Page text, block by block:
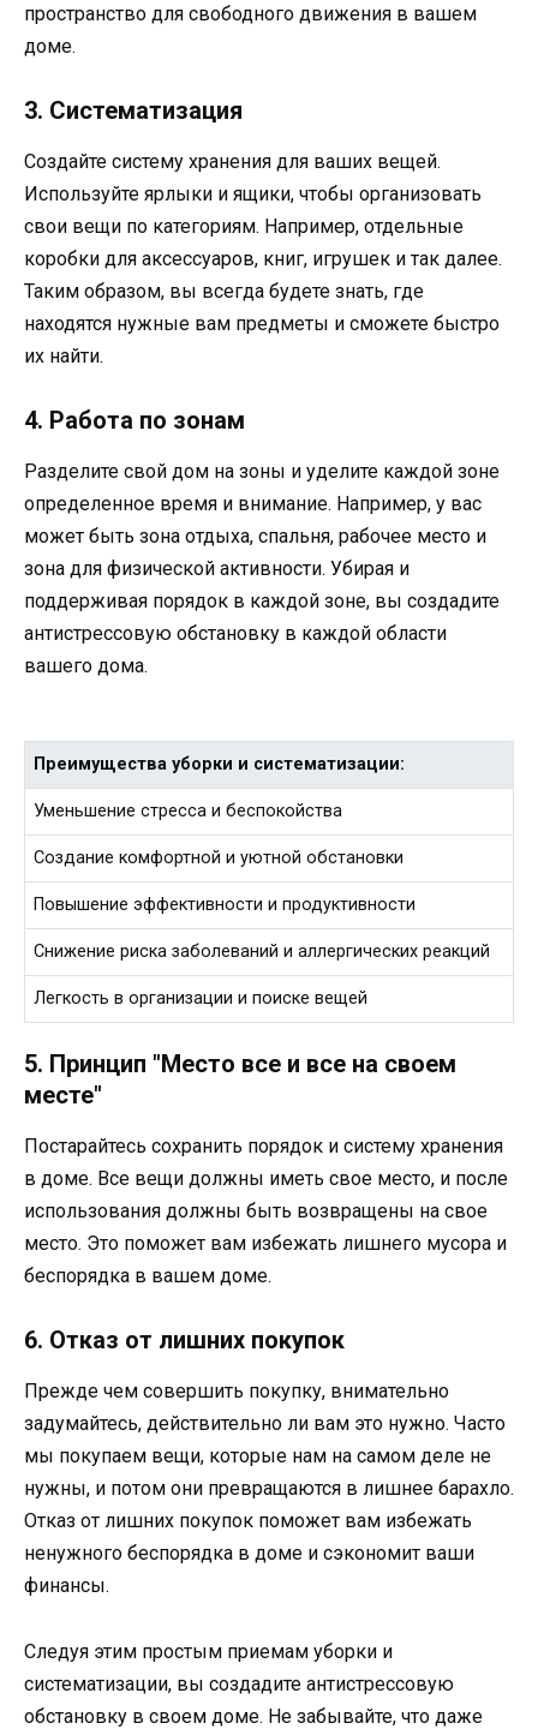
пространство для свободного движения в вашем
доме.
3. Систематизация
Создайте систему хранения для ваших вещей.
Используйте ярлыки и ящики, чтобы организовать
свои вещи по категориям. Например, отдельные
коробки для аксессуаров, книг, игрушек и так далее.
Таким образом, вы всегда будете знать, где
находятся нужные вам предметы и сможете быстро
их найти.
4. Работа по зонам
Разделите свой дом на зоны и уделите каждой зоне
определенное время и внимание. Например, у вас
может быть зона отдыха, спальня, рабочее место и
зона для физической активности. Убирая и
поддерживая порядок в каждой зоне, вы создадите
антистрессовую обстановку в каждой области
вашего дома.
Преимущества уборки и систематизации:
Уменьшение стресса и беспокойства
Создание комфортной и уютной обстановки
Повышение эффективности и продуктивности
Снижение риска заболеваний и аллергических реакций
Легкость в организации и поиске вещей
5. Принцип "Место все и все на своем
месте"
Постарайтесь сохранить порядок и систему хранения
в доме. Все вещи должны иметь свое место, и после
использования должны быть возвращены на свое
место. Это поможет вам избежать лишнего мусора и
беспорядка в вашем доме.
6. Отказ от лишних покупок
Прежде чем совершить покупку, внимательно
задумайтесь, действительно ли вам это нужно. Часто
мы покупаем вещи, которые нам на самом деле не
нужны, и потом они превращаются в лишнее барахло.
Отказ от лишних покупок поможет вам избежать
ненужного беспорядка в доме и сэкономит ваши
финансы.
Следуя этим простым приемам уборки и
систематизации, вы создадите антистрессовую
обстановку в своем доме. Не забывайте, что даже